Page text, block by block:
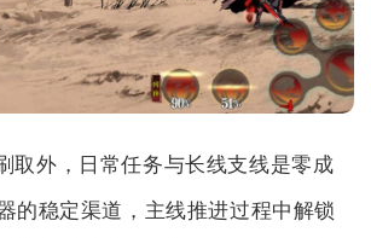
取外，日常任务与长线支线是零成
的稳定渠道，主线推进过程中解锁